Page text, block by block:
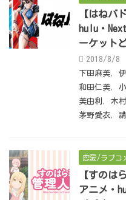
【はねバ
hulu・
ーケット
2018/8/8
下田麻美,
和田仁美,
美由利 , 木
茅野愛衣,
恋愛/ラブコ
【すのは
アニメ・